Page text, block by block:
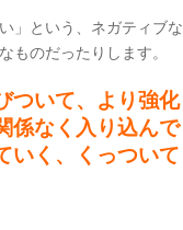
」という、ネガティブな
ものだったりします。
ついて、より強化
係なく入り込んで
いく、くっついて